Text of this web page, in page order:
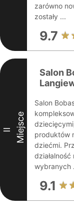
zarówno
zostały ...
9.7
II Miejsce
Salon
Salon
produktów
dziećmi.
wybranych
9.1